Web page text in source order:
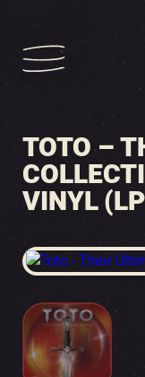
TOTO –
VINYL